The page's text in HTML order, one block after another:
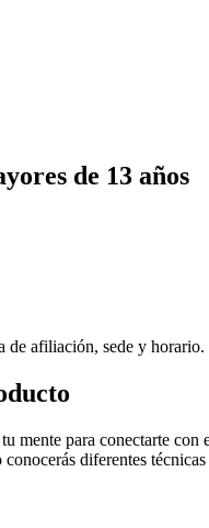
de 13 años
de afiliación, sede y horario.
mente para conectarte con
diferentes técnicas